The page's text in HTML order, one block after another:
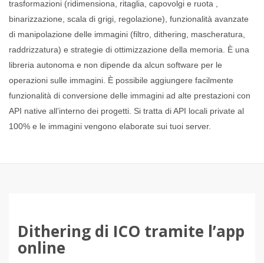
trasformazioni (ridimensiona, ritaglia, capovolgi e ruota ,
binarizzazione, scala di grigi, regolazione), funzionalità avanzate
di manipolazione delle immagini (filtro, dithering, mascheratura,
raddrizzatura) e strategie di ottimizzazione della memoria. È una
libreria autonoma e non dipende da alcun software per le
operazioni sulle immagini. È possibile aggiungere facilmente
funzionalità di conversione delle immagini ad alte prestazioni con
API native all’interno dei progetti. Si tratta di API locali private al
100% e le immagini vengono elaborate sui tuoi server.
Dithering di ICO tramite l’app
online